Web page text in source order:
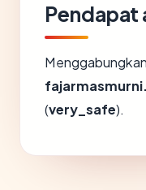
Pendapat
(very_safe).